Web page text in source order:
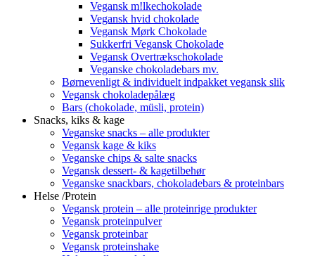
Vegansk m!lkechokolade
Vegansk hvid chokolade
Vegansk Mørk Chokolade
Sukkerfri Vegansk Chokolade
Vegansk Overtrækschokolade
Veganske chokoladebars mv.
Børnevenligt & individuelt indpakket vegansk slik
Vegansk chokoladepålæg
Bars (chokolade, müsli, protein)
Snacks, kiks & kage
Veganske snacks – alle produkter
Vegansk kage & kiks
Veganske chips & salte snacks
Vegansk dessert- & kagetilbehør
Veganske snackbars, chokoladebars & proteinbars
Helse /Protein
Vegansk protein – alle proteinrige produkter
Vegansk proteinpulver
Vegansk proteinbar
Vegansk proteinshake